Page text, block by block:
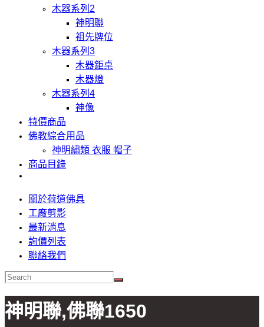
木器系列2
神明聯
祖先牌位
木器系列3
木器鉅桌
木器燈
木器系列4
神像
特價商品
佛教綜合用品
神明繡類 衣服 帽子
商品目錄
關於荷道佛具
工廠剪影
最新消息
詢價列表
聯絡我們
神明聯,佛聯1650